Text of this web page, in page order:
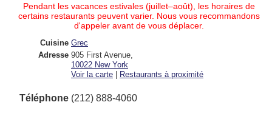
Pendant les vacances estivales (juillet–août), les horaires de
certains restaurants peuvent varier. Nous vous recommandons
d'appeler avant de vous déplacer.
Cuisine Grec
Adresse 905 First Avenue
10022 New York
Voir la carte
Restaurants à proximité
Téléphone (212) 888-4060